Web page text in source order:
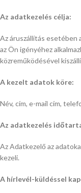
Az adatkezelés célja:
Az áruszállítás esetében
az Ön igényéhez
közreműködésével
A kezelt adatok köre:
Név, cím, e-mail cím,
Az adatkezelés
Az Adatkezelő az
kezeli.
A hírlevél-küldéssel